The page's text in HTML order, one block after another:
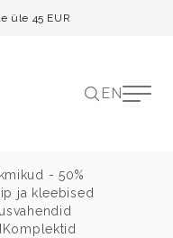
üle 45 EUR
EN
- 50%
ja kleebised
Komplektid